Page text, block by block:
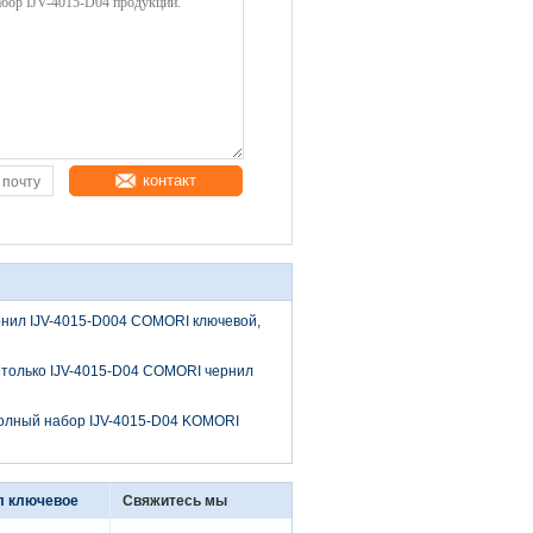
контакт
IJV-4015-D004 COMORI ключевой,
IJV-4015-D04 COMORI чернил
набор IJV-4015-D04 KOMORI
ключевое Свяжитесь мы